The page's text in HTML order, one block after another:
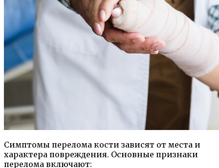
Симптомы перелома кости зависят от места и
характера повреждения. Основные признаки
перелома включают: